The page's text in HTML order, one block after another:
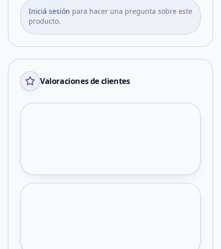
Iniciá sesión para hacer una pregunta sobre este
producto.
Valoraciones de clientes